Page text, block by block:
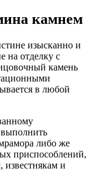
камнем
изысканно и
на отделку с
камень
в любой
либо же
приспособлений,
известнякам и